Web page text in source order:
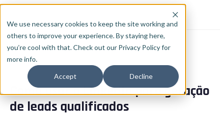
We use necessary cookies to keep the site working and
others to improve your experience. By staying here,
you’re cool with that. Check out our Privacy Policy for
more info.
Accept Decline
O Que Fazemos
Implementação HubSpot
RevOps
Consultoria de Dados e IA
Insights
Cases
Blog
PT
🇧🇷 Português
REVOPS
Como usar o LinkedIn para geração
de leads qualificados